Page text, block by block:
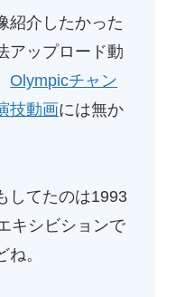
紹介したかった
アップロード動
Olympicチャン
技動画には無か
してたのは1993
キシビションで
。